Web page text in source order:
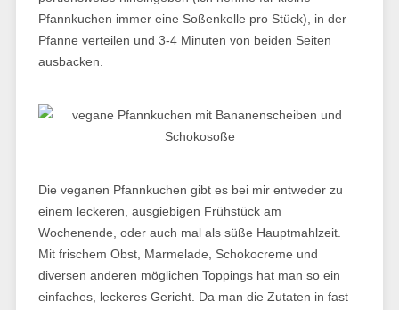
Pfannkuchen immer eine Soßenkelle pro Stück), in der
Pfanne verteilen und 3-4 Minuten von beiden Seiten
ausbacken.
Die veganen Pfannkuchen gibt es bei mir entweder zu
einem leckeren, ausgiebigen Frühstück am
Wochenende, oder auch mal als süße Hauptmahlzeit.
Mit frischem Obst, Marmelade, Schokocreme und
diversen anderen möglichen Toppings hat man so ein
einfaches, leckeres Gericht. Da man die Zutaten in fast